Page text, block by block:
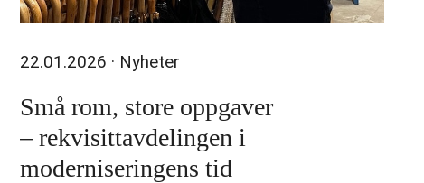
22.01.2026 · Nyheter
Små rom, store oppgaver
– rekvisittavdelingen i
moderniseringens tid